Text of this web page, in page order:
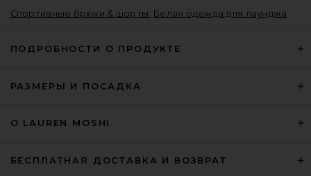
Спортивные брюки & шорты Белая одежда для лаунджа
ПОДРОБНОСТИ О ПРОДУКТЕ
РАЗМЕРЫ И ПОСАДКА
О LAUREN MOSHI
БЕСПЛАТНАЯ ДОСТАВКА И ВОЗВРАТ